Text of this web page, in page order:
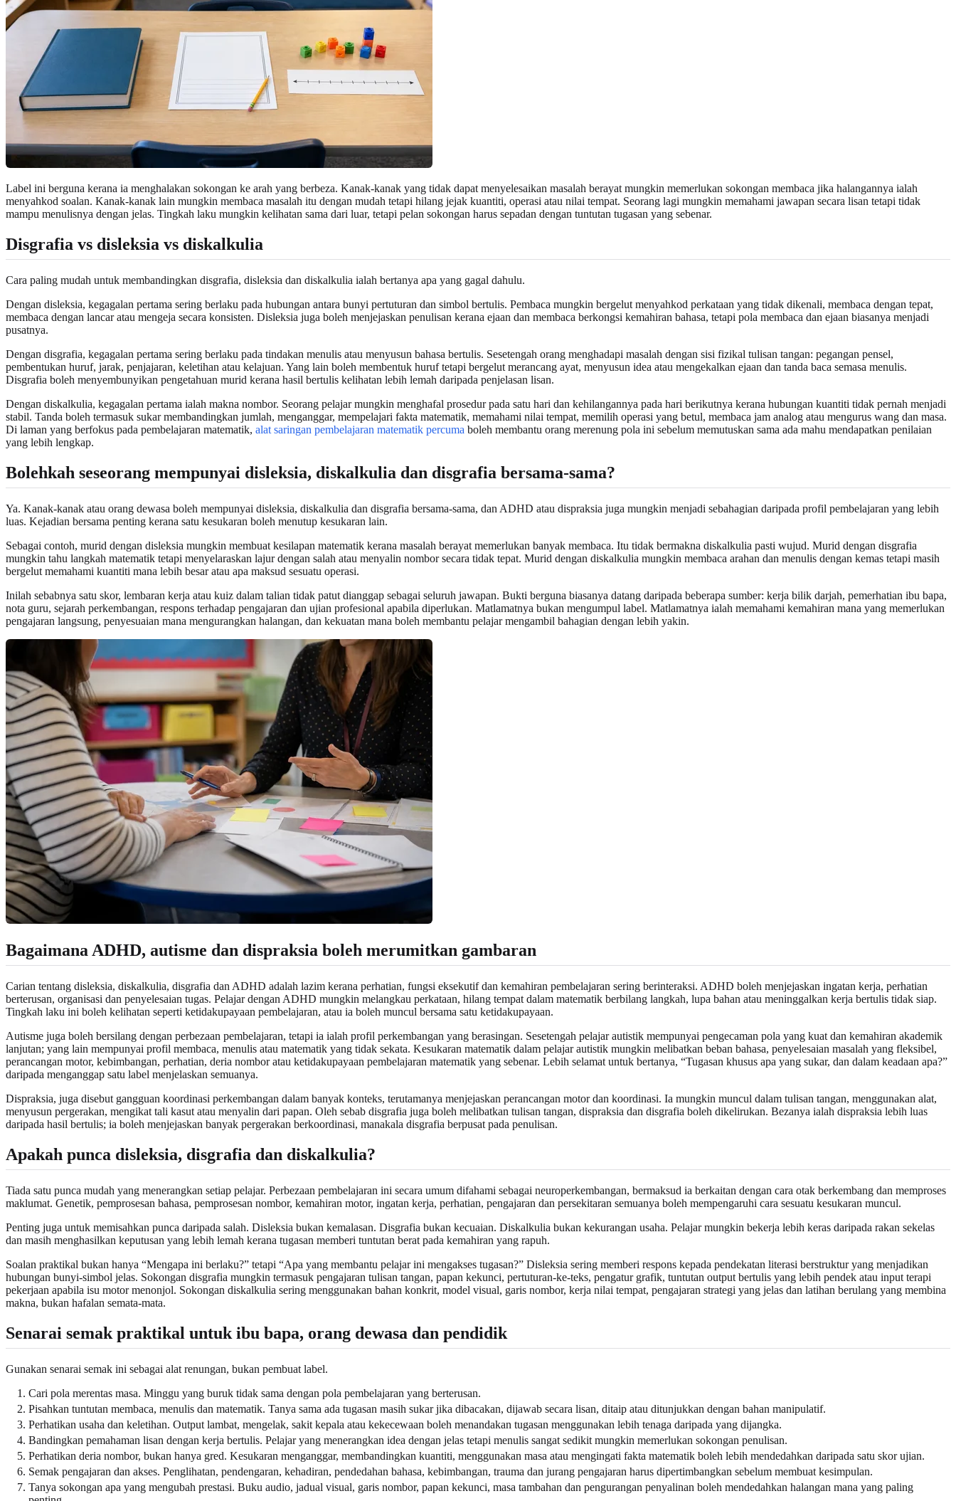
Label ini berguna kerana ia menghalakan sokongan ke arah yang berbeza. Kanak-kanak yang tidak dapat menyelesaikan masalah berayat mungkin memerlukan sokongan membaca jika halangannya ialah
menyahkod soalan. Kanak-kanak lain mungkin membaca masalah itu dengan mudah tetapi hilang jejak kuantiti, operasi atau nilai tempat. Seorang lagi mungkin memahami jawapan secara lisan tetapi tidak
mampu menulisnya dengan jelas. Tingkah laku mungkin kelihatan sama dari luar, tetapi pelan sokongan harus sepadan dengan tuntutan tugasan yang sebenar.
Disgrafia vs disleksia vs diskalkulia
Cara paling mudah untuk membandingkan disgrafia, disleksia dan diskalkulia ialah bertanya apa yang gagal dahulu.
Dengan disleksia, kegagalan pertama sering berlaku pada hubungan antara bunyi pertuturan dan simbol bertulis. Pembaca mungkin bergelut menyahkod perkataan yang tidak dikenali, membaca dengan tepat,
membaca dengan lancar atau mengeja secara konsisten. Disleksia juga boleh menjejaskan penulisan kerana ejaan dan membaca berkongsi kemahiran bahasa, tetapi pola membaca dan ejaan biasanya menjadi
pusatnya.
Dengan disgrafia, kegagalan pertama sering berlaku pada tindakan menulis atau menyusun bahasa bertulis. Sesetengah orang menghadapi masalah dengan sisi fizikal tulisan tangan: pegangan pensel,
pembentukan huruf, jarak, penjajaran, keletihan atau kelajuan. Yang lain boleh membentuk huruf tetapi bergelut merancang ayat, menyusun idea atau mengekalkan ejaan dan tanda baca semasa menulis.
Disgrafia boleh menyembunyikan pengetahuan murid kerana hasil bertulis kelihatan lebih lemah daripada penjelasan lisan.
Dengan diskalkulia, kegagalan pertama ialah makna nombor. Seorang pelajar mungkin menghafal prosedur pada satu hari dan kehilangannya pada hari berikutnya kerana hubungan kuantiti tidak pernah menjadi
stabil. Tanda boleh termasuk sukar membandingkan jumlah, menganggar, mempelajari fakta matematik, memahami nilai tempat, memilih operasi yang betul, membaca jam analog atau mengurus wang dan masa.
Di laman yang berfokus pada pembelajaran matematik, alat saringan pembelajaran matematik percuma boleh membantu orang merenung pola ini sebelum memutuskan sama ada mahu mendapatkan penilaian
yang lebih lengkap.
Bolehkah seseorang mempunyai disleksia, diskalkulia dan disgrafia bersama-sama?
Ya. Kanak-kanak atau orang dewasa boleh mempunyai disleksia, diskalkulia dan disgrafia bersama-sama, dan ADHD atau dispraksia juga mungkin menjadi sebahagian daripada profil pembelajaran yang lebih
luas. Kejadian bersama penting kerana satu kesukaran boleh menutup kesukaran lain.
Sebagai contoh, murid dengan disleksia mungkin membuat kesilapan matematik kerana masalah berayat memerlukan banyak membaca. Itu tidak bermakna diskalkulia pasti wujud. Murid dengan disgrafia
mungkin tahu langkah matematik tetapi menyelaraskan lajur dengan salah atau menyalin nombor secara tidak tepat. Murid dengan diskalkulia mungkin membaca arahan dan menulis dengan kemas tetapi masih
bergelut memahami kuantiti mana lebih besar atau apa maksud sesuatu operasi.
Inilah sebabnya satu skor, lembaran kerja atau kuiz dalam talian tidak patut dianggap sebagai seluruh jawapan. Bukti berguna biasanya datang daripada beberapa sumber: kerja bilik darjah, pemerhatian ibu bapa,
nota guru, sejarah perkembangan, respons terhadap pengajaran dan ujian profesional apabila diperlukan. Matlamatnya bukan mengumpul label. Matlamatnya ialah memahami kemahiran mana yang memerlukan
pengajaran langsung, penyesuaian mana mengurangkan halangan, dan kekuatan mana boleh membantu pelajar mengambil bahagian dengan lebih yakin.
Bagaimana ADHD, autisme dan dispraksia boleh merumitkan gambaran
Carian tentang disleksia, diskalkulia, disgrafia dan ADHD adalah lazim kerana perhatian, fungsi eksekutif dan kemahiran pembelajaran sering berinteraksi. ADHD boleh menjejaskan ingatan kerja, perhatian
berterusan, organisasi dan penyelesaian tugas. Pelajar dengan ADHD mungkin melangkau perkataan, hilang tempat dalam matematik berbilang langkah, lupa bahan atau meninggalkan kerja bertulis tidak siap.
Tingkah laku ini boleh kelihatan seperti ketidakupayaan pembelajaran, atau ia boleh muncul bersama satu ketidakupayaan.
Autisme juga boleh bersilang dengan perbezaan pembelajaran, tetapi ia ialah profil perkembangan yang berasingan. Sesetengah pelajar autistik mempunyai pengecaman pola yang kuat dan kemahiran akademik
lanjutan; yang lain mempunyai profil membaca, menulis atau matematik yang tidak sekata. Kesukaran matematik dalam pelajar autistik mungkin melibatkan beban bahasa, penyelesaian masalah yang fleksibel,
perancangan motor, kebimbangan, perhatian, deria nombor atau ketidakupayaan pembelajaran matematik yang sebenar. Lebih selamat untuk bertanya, “Tugasan khusus apa yang sukar, dan dalam keadaan apa?”
daripada menganggap satu label menjelaskan semuanya.
Dispraksia, juga disebut gangguan koordinasi perkembangan dalam banyak konteks, terutamanya menjejaskan perancangan motor dan koordinasi. Ia mungkin muncul dalam tulisan tangan, menggunakan alat,
menyusun pergerakan, mengikat tali kasut atau menyalin dari papan. Oleh sebab disgrafia juga boleh melibatkan tulisan tangan, dispraksia dan disgrafia boleh dikelirukan. Bezanya ialah dispraksia lebih luas
daripada hasil bertulis; ia boleh menjejaskan banyak pergerakan berkoordinasi, manakala disgrafia berpusat pada penulisan.
Apakah punca disleksia, disgrafia dan diskalkulia?
Tiada satu punca mudah yang menerangkan setiap pelajar. Perbezaan pembelajaran ini secara umum difahami sebagai neuroperkembangan, bermaksud ia berkaitan dengan cara otak berkembang dan memproses
maklumat. Genetik, pemprosesan bahasa, pemprosesan nombor, kemahiran motor, ingatan kerja, perhatian, pengajaran dan persekitaran semuanya boleh mempengaruhi cara sesuatu kesukaran muncul.
Penting juga untuk memisahkan punca daripada salah. Disleksia bukan kemalasan. Disgrafia bukan kecuaian. Diskalkulia bukan kekurangan usaha. Pelajar mungkin bekerja lebih keras daripada rakan sekelas
dan masih menghasilkan keputusan yang lebih lemah kerana tugasan memberi tuntutan berat pada kemahiran yang rapuh.
Soalan praktikal bukan hanya “Mengapa ini berlaku?” tetapi “Apa yang membantu pelajar ini mengakses tugasan?” Disleksia sering memberi respons kepada pendekatan literasi berstruktur yang menjadikan
hubungan bunyi-simbol jelas. Sokongan disgrafia mungkin termasuk pengajaran tulisan tangan, papan kekunci, pertuturan-ke-teks, pengatur grafik, tuntutan output bertulis yang lebih pendek atau input terapi
pekerjaan apabila isu motor menonjol. Sokongan diskalkulia sering menggunakan bahan konkrit, model visual, garis nombor, kerja nilai tempat, pengajaran strategi yang jelas dan latihan berulang yang membina
makna, bukan hafalan semata-mata.
Senarai semak praktikal untuk ibu bapa, orang dewasa dan pendidik
Gunakan senarai semak ini sebagai alat renungan, bukan pembuat label.
Cari pola merentas masa. Minggu yang buruk tidak sama dengan pola pembelajaran yang berterusan.
Pisahkan tuntutan membaca, menulis dan matematik. Tanya sama ada tugasan masih sukar jika dibacakan, dijawab secara lisan, ditaip atau ditunjukkan dengan bahan manipulatif.
Perhatikan usaha dan keletihan. Output lambat, mengelak, sakit kepala atau kekecewaan boleh menandakan tugasan menggunakan lebih tenaga daripada yang dijangka.
Bandingkan pemahaman lisan dengan kerja bertulis. Pelajar yang menerangkan idea dengan jelas tetapi menulis sangat sedikit mungkin memerlukan sokongan penulisan.
Perhatikan deria nombor, bukan hanya gred. Kesukaran menganggar, membandingkan kuantiti, menggunakan masa atau mengingati fakta matematik boleh lebih mendedahkan daripada satu skor ujian.
Semak pengajaran dan akses. Penglihatan, pendengaran, kehadiran, pendedahan bahasa, kebimbangan, trauma dan jurang pengajaran harus dipertimbangkan sebelum membuat kesimpulan.
Tanya sokongan apa yang mengubah prestasi. Buku audio, jadual visual, garis nombor, papan kekunci, masa tambahan dan pengurangan penyalinan boleh mendedahkan halangan mana yang paling